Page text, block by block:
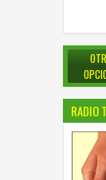
RADIO